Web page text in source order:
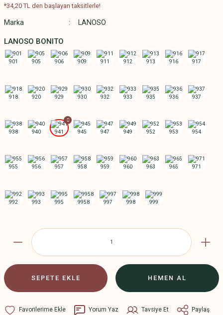
*34,20 TL den başlayan taksitlerle!
Marka LANOSO
LANOSO BONITO
SEPETE EKLE HEMEN AL
Yorum Yaz Tavsiye Et Paylaş